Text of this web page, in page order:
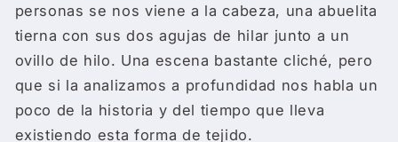
personas se nos viene a la cabeza, una abuelita
tierna con sus dos agujas de hilar junto a un
ovillo de hilo. Una escena bastante cliché, pero
que si la analizamos a profundidad nos habla un
poco de la historia y del tiempo que lleva
existiendo esta forma de tejido.